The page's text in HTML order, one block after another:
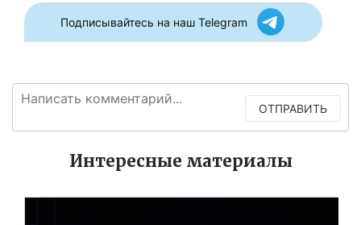
Подписывайтесь на наш Telegram
ОТПРАВИТЬ
Интересные материалы